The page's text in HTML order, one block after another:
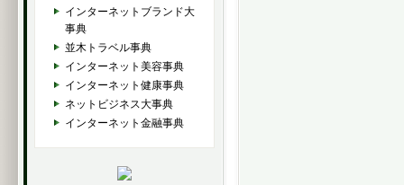
インターネットブランド大
事典
並木トラベル事典
インターネット美容事典
インターネット健康事典
ネットビジネス大事典
インターネット金融事典